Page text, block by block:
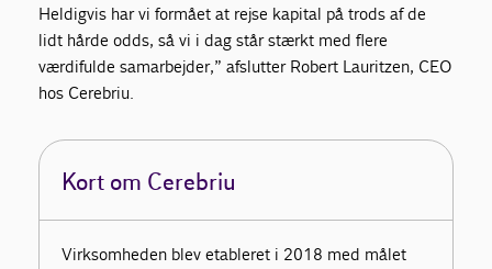
Heldigvis har vi formået at rejse kapital på trods af de
lidt hårde odds, så vi i dag står stærkt med flere
værdifulde samarbejder,” afslutter Robert Lauritzen, CEO
hos Cerebriu.
Kort om Cerebriu
Virksomheden blev etableret i 2018 med målet